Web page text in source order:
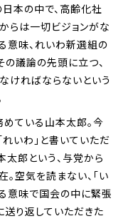
本の中で、高齢化社
らは一切ビジョンがな
意味、れいわ新選組の
の議論の先頭に立つ、
ければならないという
ている山本太郎。今
いわ」と書いていただ
郎という、与党から
空気を読まない、「い
意味で国会の中に緊張
り返していただきた